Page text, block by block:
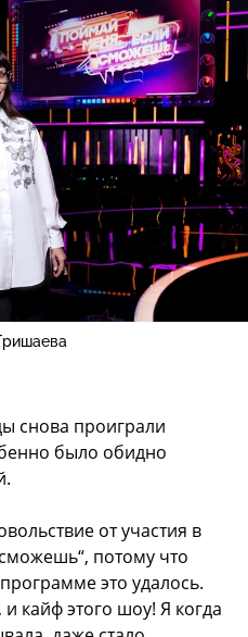
снова проиграли
было обидно
от участия в
потому что
это удалось.
кайф этого шоу! Я когда